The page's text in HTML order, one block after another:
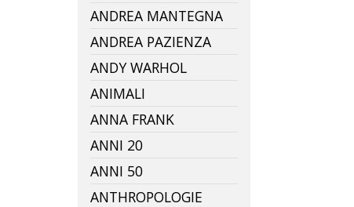
ANDREA MANTEGNA
ANDREA PAZIENZA
ANDY WARHOL
ANIMALI
ANNA FRANK
ANNI 20
ANNI 50
ANTHROPOLOGIE